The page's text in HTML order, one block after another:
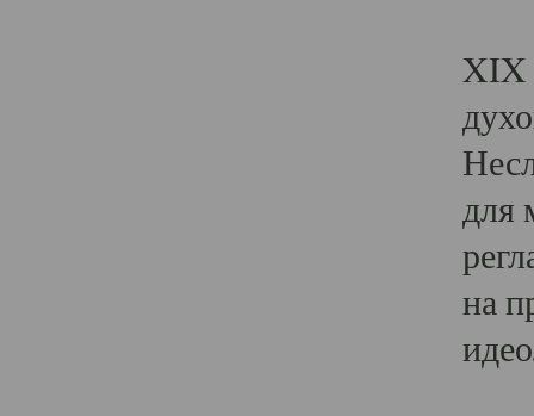
XIX
для
на